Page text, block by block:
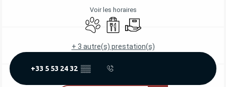
Voir les horaires
Animaux acceptés
Vente à emporter
Livraison
+ 3 autre(s) prestation(s)
+33 5 53 24 32 ▒▒